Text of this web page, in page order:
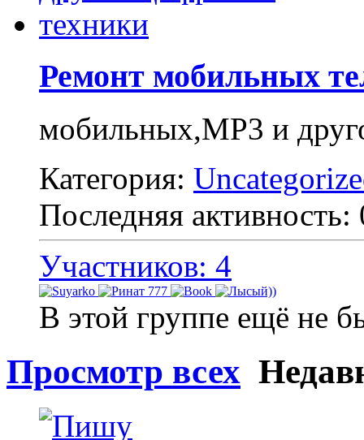
Ремонт мобильных
мобильных,МР3 и
Категория:
Последняя
Участников: 4
В этой группе ещё не
Просмотр всех